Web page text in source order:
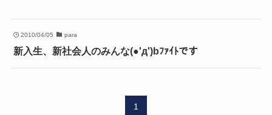
2010/04/05 para
新入生、新社会人のみんな(●'д')bﾌｧｲﾄです
1